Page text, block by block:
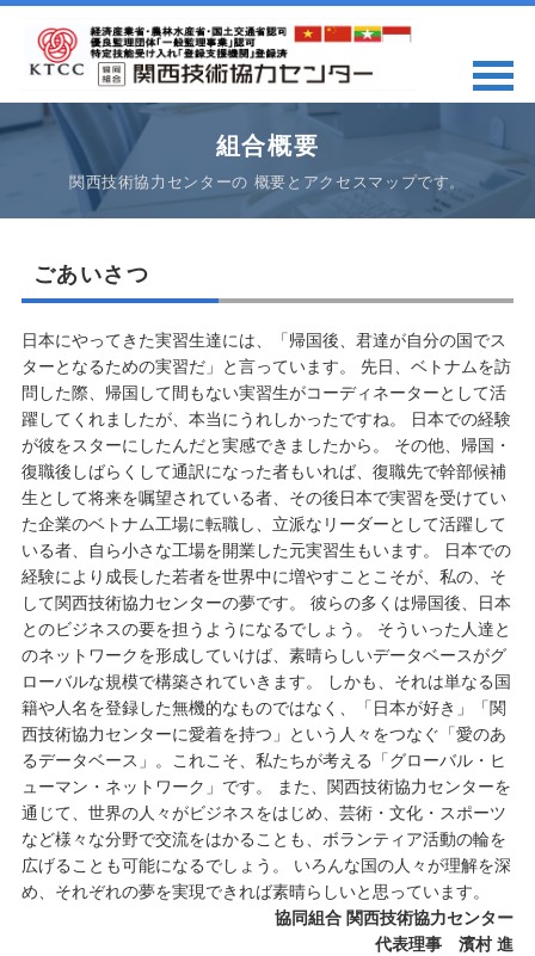
組合概要
関西技術協力センターの 概要とアクセスマップです。
ごあいさつ
日本にやってきた実習生達には、「帰国後、君達が自分の国でス
ターとなるための実習だ」と言っています。 先日、ベトナムを訪
問した際、帰国して間もない実習生がコーディネーターとして活
躍してくれましたが、本当にうれしかったですね。 日本での経験
が彼をスターにしたんだと実感できましたから。 その他、帰国・
復職後しばらくして通訳になった者もいれば、復職先で幹部候補
生として将来を嘱望されている者、その後日本で実習を受けてい
た企業のベトナム工場に転職し、立派なリーダーとして活躍して
いる者、自ら小さな工場を開業した元実習生もいます。 日本での
経験により成長した若者を世界中に増やすことこそが、私の、そ
して関西技術協力センターの夢です。 彼らの多くは帰国後、日本
とのビジネスの要を担うようになるでしょう。 そういった人達と
のネットワークを形成していけば、素晴らしいデータベースがグ
ローバルな規模で構築されていきます。 しかも、それは単なる国
籍や人名を登録した無機的なものではなく、「日本が好き」「関
西技術協力センターに愛着を持つ」という人々をつなぐ「愛のあ
るデータベース」。これこそ、私たちが考える「グローバル・ヒ
ューマン・ネットワーク」です。 また、関西技術協力センターを
通じて、世界の人々がビジネスをはじめ、芸術・文化・スポーツ
など様々な分野で交流をはかることも、ボランティア活動の輪を
広げることも可能になるでしょう。 いろんな国の人々が理解を深
め、それぞれの夢を実現できれば素晴らしいと思っています。
協同組合 関西技術協力センター
代表理事 濱村 進